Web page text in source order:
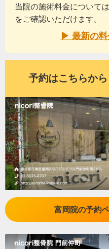
当院の施術料金について
をご確認いただけます。
▶ 最新の料
予約はこちらから
富岡院の予約